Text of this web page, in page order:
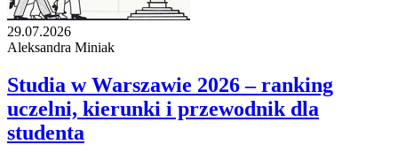
29.07.2026
Aleksandra Miniak
Studia w Warszawie 2026 – ranking
uczelni, kierunki i przewodnik dla
studenta